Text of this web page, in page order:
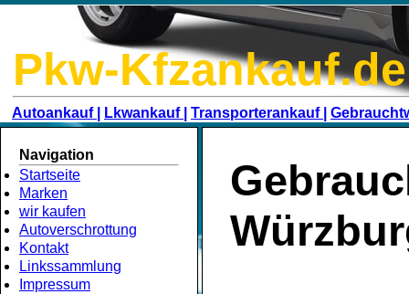
Pkw-Kfzankauf.de
Autoankauf | Lkwankauf | Transporterankauf |
Navigation
Startseite
Marken
wir kaufen
Autoverschrottung
Kontakt
Linkssammlung
Impressum